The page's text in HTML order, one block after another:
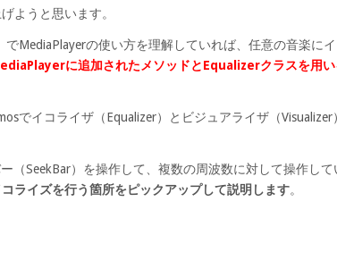
ようと思います。
でMediaPlayerの使い方を理解していれば、任意の音楽に
に追加されたメソッドとEqualizerクラスを用い
でイコライザ（Equalizer）とビジュアライザ（Visualizer
（SeekBar）を操作して、複数の周波数に対して操作して
ライズを行う箇所をピックアップして説明します。